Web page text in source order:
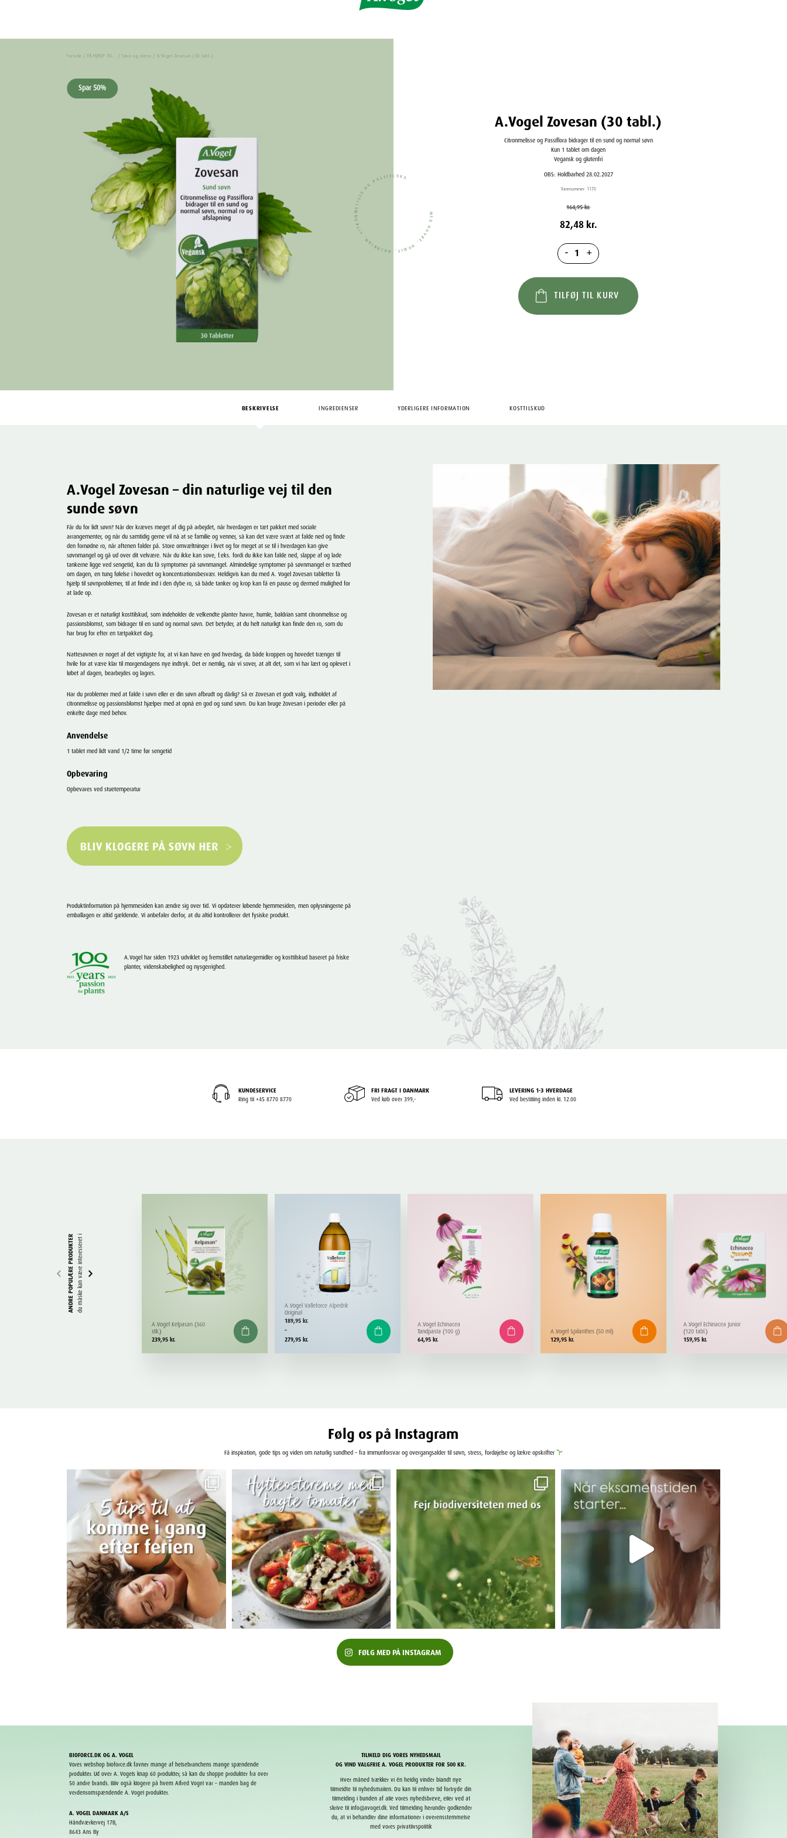
Forside / FÅ HJÆLP TIL... /Søvn og stress / A.Vogel Zovesan (30 tabl.)
Spar 50%
MED HAVRE, HUMLE, BALDRIAN, CITRONMELISSE OG PASSIFLORA
A.Vogel Zovesan (30 tabl.)
Citronmelisse og Passiflora bidrager til en sund og normal søvn
Kun 1 tablet om dagen
Vegansk og glutenfri
OBS: Holdbarhed 28.02.2027
Varenummer: 1170
164,95kr.
Den
oprindelige
pris
var:
164,95 kr..
82,48 kr.
Den
aktuelle
pris
er:
82,48 kr..
- +
TILFØJ TIL KURV
BESKRIVELSE INGREDIENSER YDERLIGERE INFORMATION KOSTTILSKUD
A.Vogel Zovesan – din naturlige vej til den
sunde søvn
Får du for lidt søvn? Når der kræves meget af dig på arbejdet, når hverdagen er tæt pakket med sociale
arrangementer, og når du samtidig gerne vil nå at se familie og venner, så kan det være svært at falde ned og finde
den fornødne ro, når aftenen falder på. Store omvæltninger i livet og for meget at se til i hverdagen kan give
søvnmangel og gå ud over dit velvære. Når du ikke kan sove, f.eks. fordi du ikke kan falde ned, slappe af og lade
tankerne ligge ved sengetid, kan du få symptomer på søvnmangel. Almindelige symptomer på søvnmangel er træthed
om dagen, en tung følelse i hovedet og koncentrationsbesvær. Heldigvis kan du med A. Vogel Zovesan tabletter få
hjælp til søvnproblemer, til at finde ind i den dybe ro, så både tanker og krop kan få en pause og dermed mulighed for
at lade op.
Zovesan er et naturligt kosttilskud, som indeholder de velkendte planter havre, humle, baldrian samt citronmelisse og
passionsblomst, som bidrager til en sund og normal søvn. Det betyder, at du helt naturligt kan finde den ro, som du
har brug for efter en tætpakket dag.
Nattesøvnen er noget af det vigtigste for, at vi kan have en god hverdag, da både kroppen og hovedet trænger til
hvile for at være klar til morgendagens nye indtryk. Det er nemlig, når vi sover, at alt det, som vi har lært og oplevet i
løbet af dagen, bearbejdes og lagres.
Har du problemer med at falde i søvn eller er din søvn afbrudt og dårlig? Så er Zovesan et godt valg, indholdet af
citronmelisse og passionsblomst hjælper med at opnå en god og sund søvn. Du kan bruge Zovesan i perioder eller på
enkelte dage med behov.
Anvendelse
1 tablet med lidt vand 1/2 time før sengetid
Opbevaring
Opbevares ved stuetemperatur
Produktinformation på hjemmesiden kan ændre sig over tid. Vi opdaterer løbende hjemmesiden, men oplysningerne på
emballagen er altid gældende. Vi anbefaler derfor, at du altid kontrollerer det fysiske produkt.
A.Vogel har siden 1923 udviklet og fremstillet naturlægemidler og kosttilskud baseret på friske
planter, videnskabelighed og nysgerrighed.
KUNDESERVICE
Ring til +45 8770 8770
FRI FRAGT I DANMARK
Ved køb over 399,-
LEVERING 1-3 HVERDAGE
Ved bestilling inden kl. 12.00
ANDRE POPULÆRE PRODUKTERdu måske kan være interesseret i
A.Vogel Kelpasan (360
stk.)
239,95 kr.
A.Vogel Valleforce Alpedrik
Original
189,95 kr.
–
279,95 kr.
Prisinterval:
189,95 kr.
til
A.Vogel Echinacea
Tandpasta (100 g)
64,95 kr.
A.Vogel Spilanthes (50 ml)
129,95 kr.
A.Vogel Echinacea Junior
(120 tabl.)
159,95 kr.
Følg os på Instagram
Få inspiration, gode tips og viden om naturlig sundhed – fra immunforsvar og overgangsalder til søvn, stress, fordøjelse og lækre opskrifter
FØLG MED PÅ INSTAGRAM
BIOFORCE.DK OG A. VOGEL
Vores webshop bioforce.dk favner mange af helsebranchens mange spændende
produkter. Ud over A. Vogels knap 60 produkter, så kan du shoppe produkter fra over
50 andre brands. Bliv også klogere på hvem Alfred Vogel var – manden bag de
verdensomspændende A. Vogel produkter.
A. VOGEL DANMARK A/S
Håndværkervej 17B,
8643 Ans By
TILMELD DIG VORES NYHEDSMAIL
OG VIND VALGFRIE A. VOGEL PRODUKTER FOR 500 KR.
Hver måned trækker vi én heldig vinder blandt nye
tilmeldte til nyhedsmailen. Du kan til enhver tid fortryde din
tilmelding i bunden af alle vores nyhedsbreve, eller ved at
skrive til info@avogel.dk. Ved tilmelding herunder godkender
du, at vi behandler dine informationer i overensstemmelse
med vores privatlivspolitik